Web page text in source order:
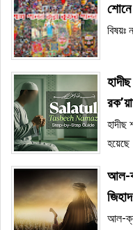
বিষয়ঃ
হয়েছে
আল-
আল-